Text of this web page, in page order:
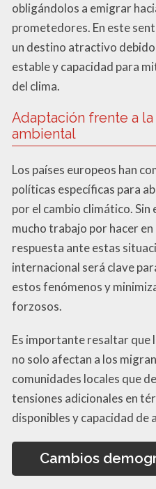
obligándolos a emigrar
prometedores. En este
un destino atractivo
estable y capacidad para
del clima.
Adaptación frente a
ambiental
Los países europeos han
políticas específicas para
por el cambio climático.
mucho trabajo por hacer
respuesta ante estas
internacional será clave
estos fenómenos y
forzosos.
Es importante resaltar que
no solo afectan a los
comunidades locales que
tensiones adicionales en
disponibles y capacidad de
Cambios